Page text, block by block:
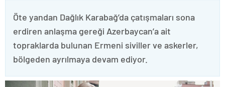
Öte yandan Dağlık Karabağ’da çatışmaları sona
erdiren anlaşma gereği Azerbaycan’a ait
topraklarda bulunan Ermeni siviller ve askerler,
bölgeden ayrılmaya devam ediyor.